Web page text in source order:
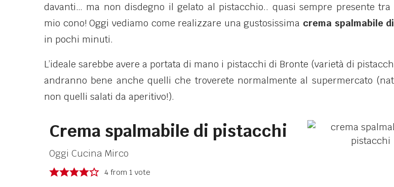
davanti… ma non disdegno il gelato al pistacchio.. quasi sempre presente
mio cono! Oggi vediamo come realizzare una gustosissima crema spalmabile
in pochi minuti.
L’ideale sarebbe avere a portata di mano i pistacchi di Bronte (varietà di
andranno bene anche quelli che troverete normalmente al supermercato
non quelli salati da aperitivo!).
Crema spalmabile di pistacchi
Oggi Cucina Mirco
4from 1 vote